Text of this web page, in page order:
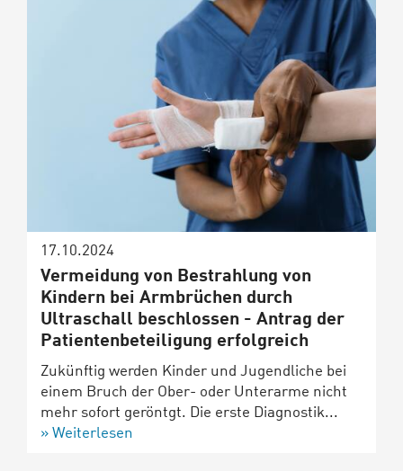
17.10.2024
Vermeidung von Bestrahlung von
Kindern bei Armbrüchen durch
Ultraschall beschlossen - Antrag der
Patientenbeteiligung erfolgreich
Zukünftig werden Kinder und Jugendliche bei
einem Bruch der Ober- oder Unterarme nicht
mehr sofort geröntgt. Die erste Diagnostik...
Weiterlesen